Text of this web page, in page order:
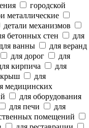
городской
металлические
детали механизмов
бетонных стен
для
для ванны
для веранд
для дорог
для
кирпича
для
крыш
для
медицинских
для оборудования
для печи
для
помещений